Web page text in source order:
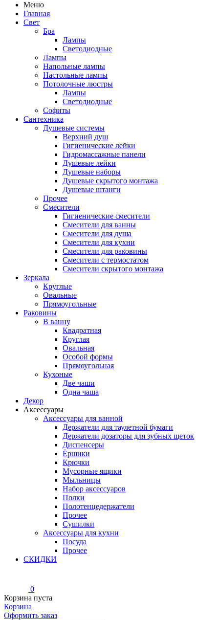
Меню
Главная
Свет
Бра
Лампы
Светодиодные
Лампы
Напольные лампы
Настольные лампы
Потолочные люстры
Лампы
Светодиодные
Софиты
Сантехника
Душевые системы
Верхний душ
Гигиенические лейки
Гидромассажные панели
Душевые лейки
Душевые наборы
Душевые скрытого монтажа
Душевые штанги
Прочее
Смесители
Гигиенические смесители
Смесители для ванны
Смесители для душа
Смесители для кухни
Смесители для раковины
Смесители с термостатом
Смесители скрытого монтажа
Зеркала
Круглые
Овальные
Прямоугольные
Раковины
В ванну
Квадратная
Круглая
Овальная
Особой формы
Прямоугольная
Кухоные
Две чаши
Одна чаша
Декор
Аксессуары
Аксессуары для ванной
Держатели для таулетной бумаги
Держатели дозаторы для зубных щеток
Диспенсеры
Ёршики
Крючки
Мусорные ящики
Мыльницы
Набор аксессуаров
Полки
Полотенцедержатели
Прочее
Сушилки
Аксессуары для кухни
Посуда
Прочее
СКИДКИ
0
Корзина пуста
Корзина
Оформить заказ